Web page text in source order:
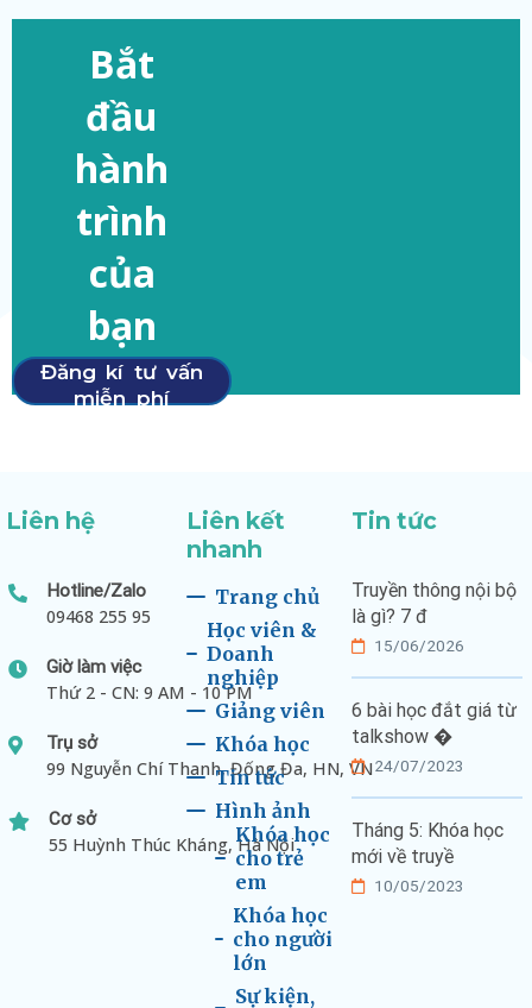
Bắt
đầu
hành
trình
của
bạn
Đăng kí tư vấn
miễn phí
Liên hệ
Hotline/Zalo
09468 255 95
Giờ làm việc
Thứ 2 - CN: 9 AM - 10 PM
Trụ sở
99 Nguyễn Chí Thanh, Đống Đa, HN, VN
Cơ sở
55 Huỳnh Thúc Kháng, Hà Nội
Liên kết
nhanh
Trang chủ
Học viên &
Doanh
nghiệp
Giảng viên
Khóa học
Tin tức
Hình ảnh
Khóa học
cho trẻ
em
Khóa học
cho người
lớn
Sự kiện,
Tin tức
Truyền thông nội bộ
là gì? 7 đ
15/06/2026
6 bài học đắt giá từ
talkshow �
24/07/2023
Tháng 5: Khóa học
mới về truyề
10/05/2023